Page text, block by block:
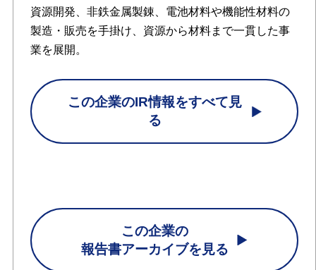
資源開発、非鉄金属製錬、電池材料や機能性材料の
製造・販売を手掛け、資源から材料まで一貫した事
業を展開。
この企業のIR情報をすべて見
る
この企業の
報告書アーカイブを見る